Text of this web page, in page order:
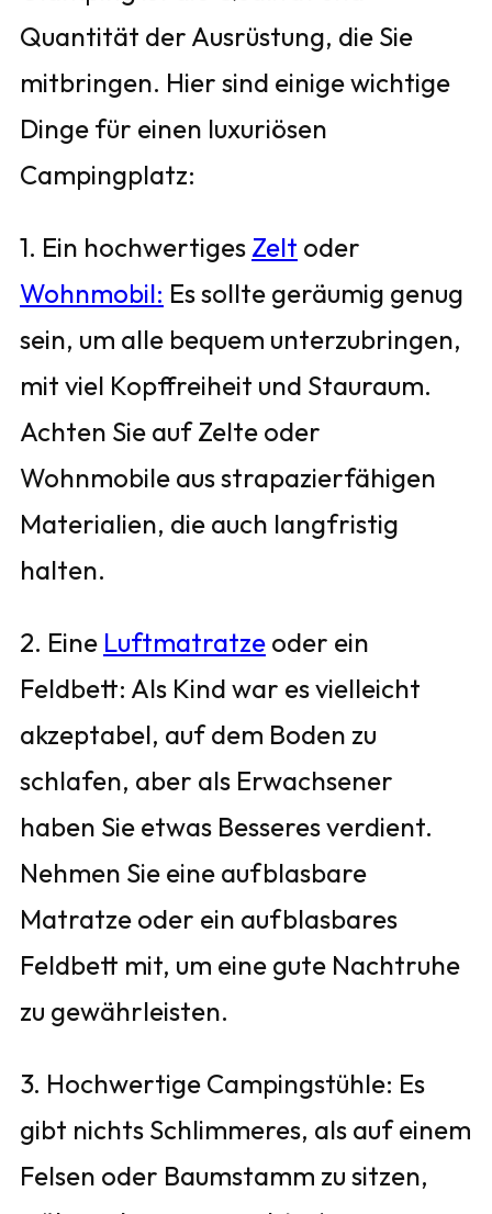
Quantität der Ausrüstung, die Sie
mitbringen. Hier sind einige wichtige
Dinge für einen luxuriösen
Campingplatz:
1. Ein hochwertiges Zelt oder
Wohnmobil: Es sollte geräumig genug
sein, um alle bequem unterzubringen,
mit viel Kopffreiheit und Stauraum.
Achten Sie auf Zelte oder
Wohnmobile aus strapazierfähigen
Materialien, die auch langfristig
halten.
2. Eine Luftmatratze oder ein
Feldbett: Als Kind war es vielleicht
akzeptabel, auf dem Boden zu
schlafen, aber als Erwachsener
haben Sie etwas Besseres verdient.
Nehmen Sie eine aufblasbare
Matratze oder ein aufblasbares
Feldbett mit, um eine gute Nachtruhe
zu gewährleisten.
3. Hochwertige Campingstühle: Es
gibt nichts Schlimmeres, als auf einem
Felsen oder Baumstamm zu sitzen,